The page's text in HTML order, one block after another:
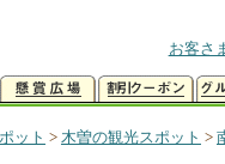
お客さ
ット > 木曽の観光スポット >